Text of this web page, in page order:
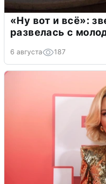
«Ну вот и всё»:
развелась с
6 августа 187